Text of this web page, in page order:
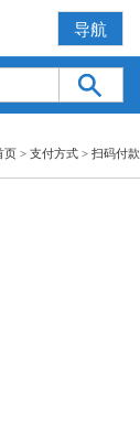
导航
页 > 支付方式 > 扫码付款